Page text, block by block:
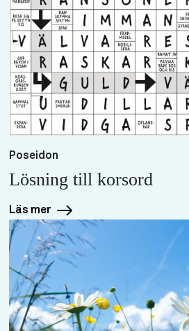
Poseidon
Lösning till korsord
Läs mer